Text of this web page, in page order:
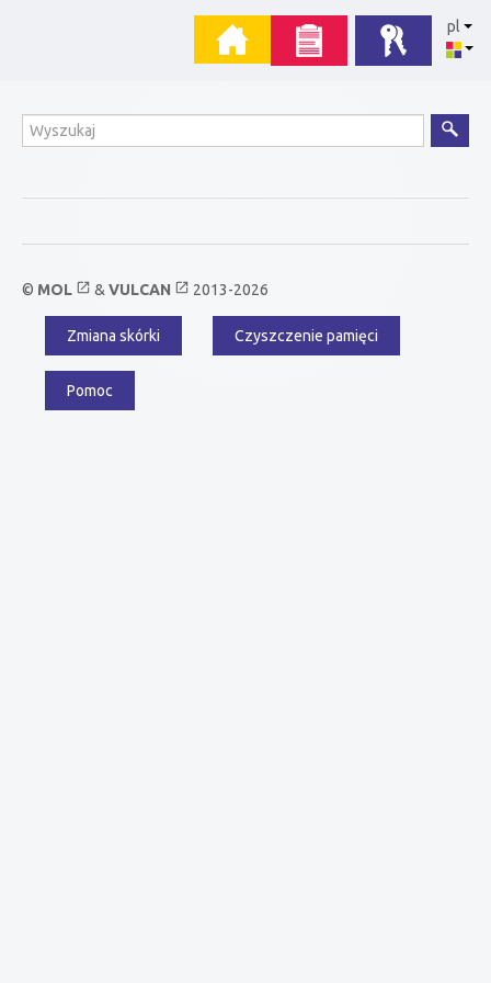
pl
Wyszukiwanie
© MOL open_in_new & VULCAN open_in_new 2013-2026
Menu
dodatkowe
Zmiana skórki Czyszczenie pamięci
Pomoc